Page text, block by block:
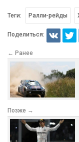
Теги: Ралли-рейды
Поделиться:
← Ранее
Позже →